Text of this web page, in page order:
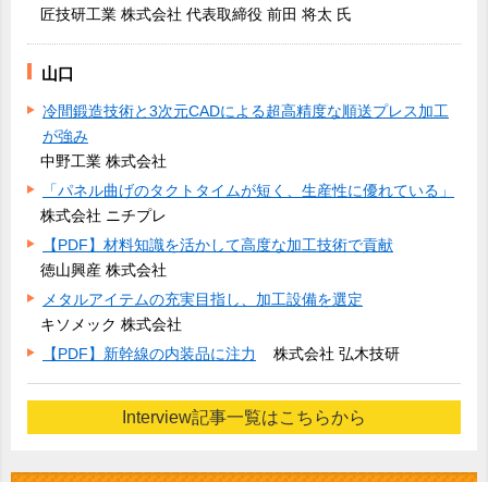
匠技研工業 株式会社 代表取締役 前田 将太 氏
山口
冷間鍛造技術と3次元CADによる超高精度な順送プレス加工
が強み
中野工業 株式会社
「パネル曲げのタクトタイムが短く、生産性に優れている」
株式会社 ニチプレ
【PDF】材料知識を活かして高度な加工技術で貢献
徳山興産 株式会社
メタルアイテムの充実目指し、加工設備を選定
キソメック 株式会社
【PDF】新幹線の内装品に注力
株式会社 弘木技研
Interview記事一覧はこちらから